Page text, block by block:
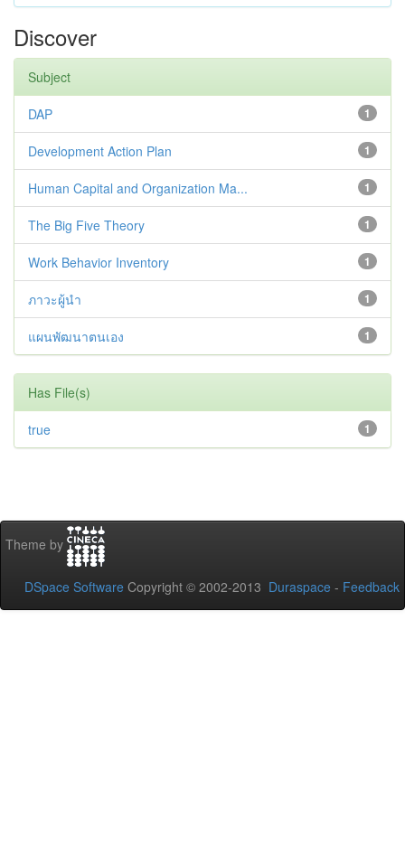
Discover
Subject
1
DAP
1
Development Action Plan
1
Human Capital and Organization Ma...
1
The Big Five Theory
1
Work Behavior Inventory
1
ภาวะผู้นำ
1
แผนพัฒนาตนเอง
Has File(s)
1
true
Theme by
DSpace Software Copyright © 2002-2013 Duraspace - Feedback